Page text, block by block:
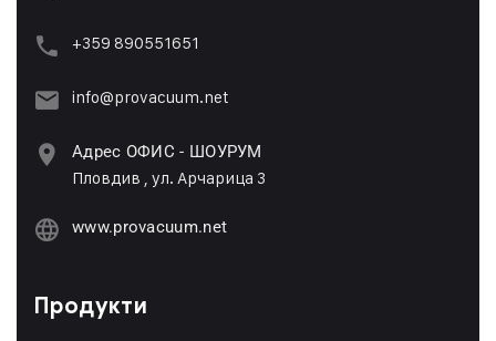
+359 890551651
info@provacuum.net
Адрес ОФИС - ШОУРУМ
Пловдив , ул. Арчарица 3
www.provacuum.net
Продукти